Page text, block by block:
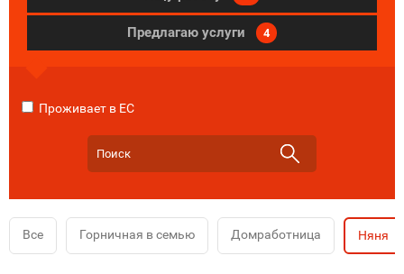
Предлагаю услуги 4
Проживает в ЕС
Все Горничная в семью Домработница Няня